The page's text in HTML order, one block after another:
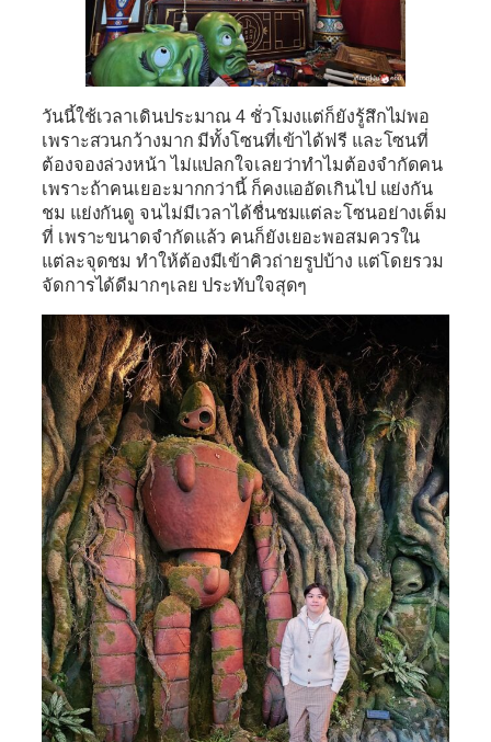
วันนี้ใช้เวลาเดินประมาณ 4 ชั่วโมงแต่ก็ยังรู้สึกไม่พอ
เพราะสวนกว้างมาก มีทั้งโซนที่เข้าได้ฟรี และโซนที่
ต้องจองล่วงหน้า ไม่แปลกใจเลยว่าทำไมต้องจำกัดคน
เพราะถ้าคนเยอะมากกว่านี้ ก็คงแออัดเกินไป แย่งกัน
ชม แย่งกันดู จนไม่มีเวลาได้ชื่นชมแต่ละโซนอย่างเต็ม
ที่ เพราะขนาดจำกัดแล้ว คนก็ยังเยอะพอสมควรใน
แต่ละจุดชม ทำให้ต้องมีเข้าคิวถ่ายรูปบ้าง แต่โดยรวม
จัดการได้ดีมากๆเลย ประทับใจสุดๆ